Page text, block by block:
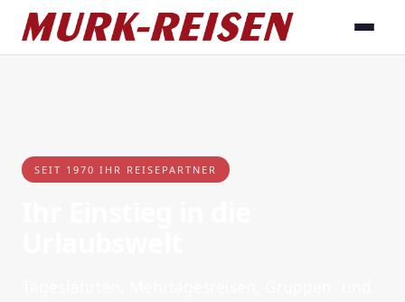
SEIT 1970 IHR REISEPARTNER